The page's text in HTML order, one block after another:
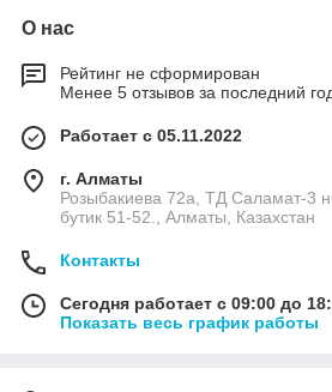
О нас
Рейтинг не сформирован
Менее 5 отзывов за последний
Работает с 05.11.2022
г. Алматы
Розыбакиева 72а, ТД Саламат-3
бутик 51-52., Алматы, Казахстан
Контакты
Сегодня работает с 09:00 до
Показать весь график работы